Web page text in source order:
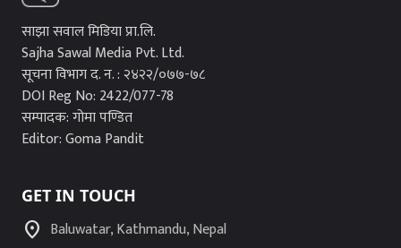
साझा सवाल मिडिया प्रा.लि.
Sajha Sawal Media Pvt. Ltd.
सूचना विभाग द. न. : २४२२/०७७-७८
DOI Reg No: 2422/077-78
सम्पादक: गोमा पण्डित
Editor: Goma Pandit
GET IN TOUCH
location_on Baluwatar, Kathmandu, Nepal